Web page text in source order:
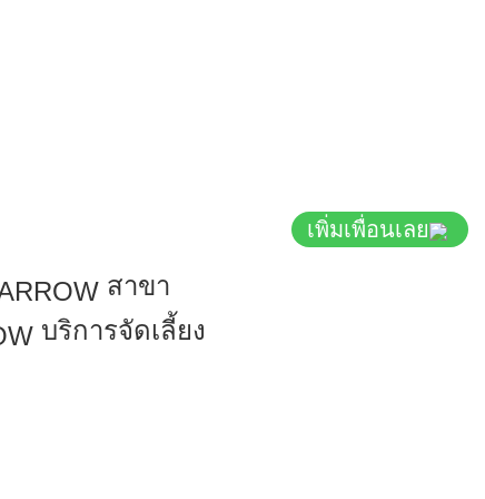
เพิ่มเพื่อนเลย
สาขา
บริการจัดเลี้ยง